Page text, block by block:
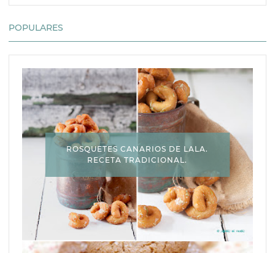
POPULARES
ROSQUETES CANARIOS DE LALA.
RECETA TRADICIONAL.